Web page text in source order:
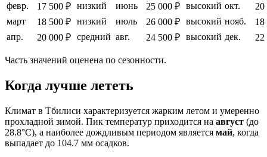
февр.
17 500 ₽ низкий июнь 25 000 ₽ высокий окт.
20
март
18 500 ₽ низкий июль 26 000 ₽ высокий нояб.
18
апр.
20 000 ₽ средний авг. 24 500 ₽ высокий дек. 22
Часть значений оценена по сезонности.
Когда лучше лететь
Климат в Тбилиси характеризуется жарким летом и умеренно
прохладной зимой. Пик температур приходится на август (до
28.8°C), а наиболее дождливым периодом является май, когда
выпадает до 104.7 мм осадков.